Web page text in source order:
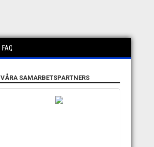
FAQ
VÅRA SAMARBETSPARTNERS